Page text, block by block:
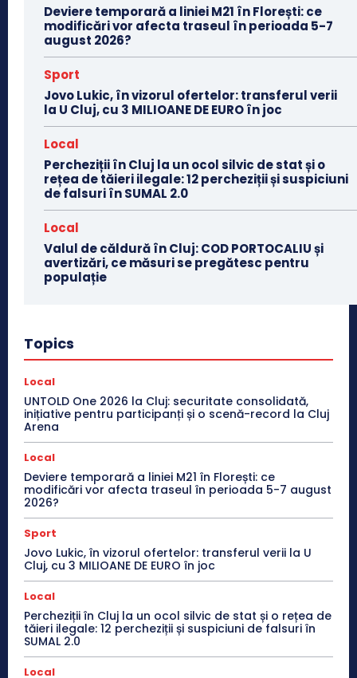
Deviere temporară a liniei M21 în Florești: ce
modificări vor afecta traseul în perioada 5-7
august 2026?
Sport
Jovo Lukic, în vizorul ofertelor: transferul verii
la U Cluj, cu 3 MILIOANE DE EURO în joc
Local
Percheziții în Cluj la un ocol silvic de stat și o
rețea de tăieri ilegale: 12 percheziții și suspiciuni
de falsuri în SUMAL 2.0
Local
Valul de căldură în Cluj: COD PORTOCALIU și
avertizări, ce măsuri se pregătesc pentru
populație
Topics
Local
UNTOLD One 2026 la Cluj: securitate consolidată,
inițiative pentru participanți și o scenă-record la Cluj
Arena
Local
Deviere temporară a liniei M21 în Florești: ce
modificări vor afecta traseul în perioada 5-7 august
2026?
Sport
Jovo Lukic, în vizorul ofertelor: transferul verii la U
Cluj, cu 3 MILIOANE DE EURO în joc
Local
Percheziții în Cluj la un ocol silvic de stat și o rețea de
tăieri ilegale: 12 percheziții și suspiciuni de falsuri în
SUMAL 2.0
Local